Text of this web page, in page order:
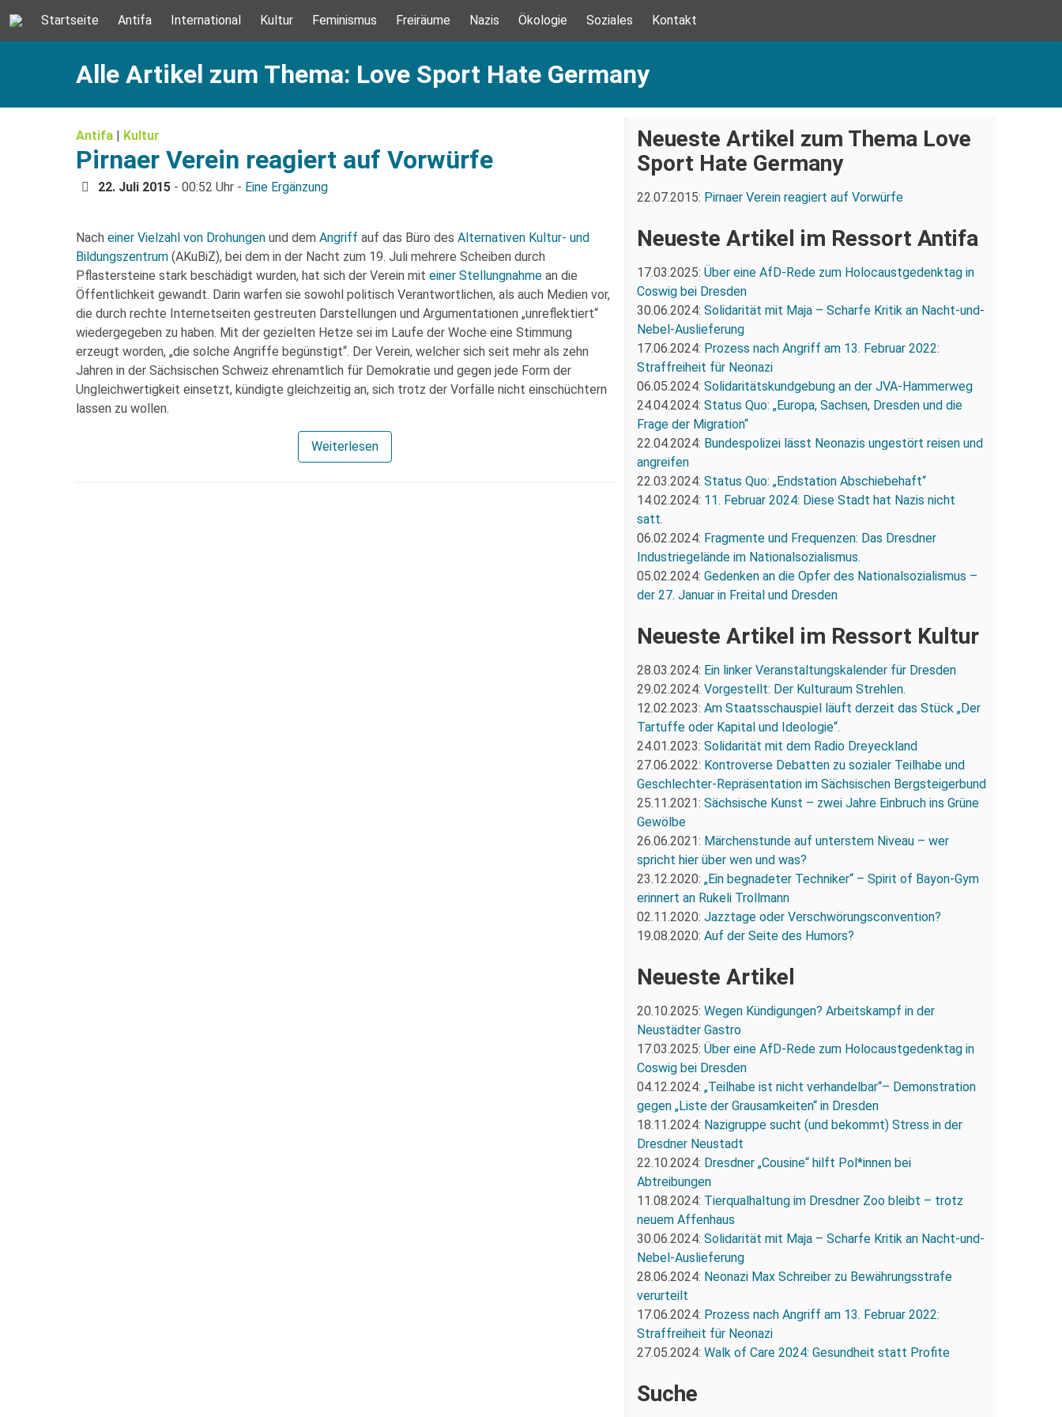
Startseite Antifa International Kultur Feminismus Freiräume Nazis Ökologie Soziales Kontakt
Alle Artikel zum Thema: Love Sport Hate Germany
Antifa | Kultur
Pirnaer Verein reagiert auf Vorwürfe
22. Juli 2015 - 00:52 Uhr - Eine Ergänzung
Nach einer Vielzahl von Drohungen und dem Angriff auf das Büro des Alternativen Kultur- und
Bildungszentrum (AKuBiZ), bei dem in der Nacht zum 19. Juli mehrere Scheiben durch
Pflastersteine stark beschädigt wurden, hat sich der Verein mit einer Stellungnahme an die
Öffentlichkeit gewandt. Darin warfen sie sowohl politisch Verantwortlichen, als auch Medien vor,
die durch rechte Internetseiten gestreuten Darstellungen und Argumentationen „unreflektiert“
wiedergegeben zu haben. Mit der gezielten Hetze sei im Laufe der Woche eine Stimmung
erzeugt worden, „die solche Angriffe begünstigt“. Der Verein, welcher sich seit mehr als zehn
Jahren in der Sächsischen Schweiz ehrenamtlich für Demokratie und gegen jede Form der
Ungleichwertigkeit einsetzt, kündigte gleichzeitig an, sich trotz der Vorfälle nicht einschüchtern
lassen zu wollen.
Weiterlesen
Neueste Artikel zum Thema Love
Sport Hate Germany
22.07.2015: Pirnaer Verein reagiert auf Vorwürfe
Neueste Artikel im Ressort Antifa
17.03.2025: Über eine AfD-Rede zum Holocaustgedenktag in
Coswig bei Dresden
30.06.2024: Solidarität mit Maja – Scharfe Kritik an Nacht-und-
Nebel-Auslieferung
17.06.2024: Prozess nach Angriff am 13. Februar 2022:
Straffreiheit für Neonazi
06.05.2024: Solidaritätskundgebung an der JVA-Hammerweg
24.04.2024: Status Quo: „Europa, Sachsen, Dresden und die
Frage der Migration“
22.04.2024: Bundespolizei lässt Neonazis ungestört reisen und
angreifen
22.03.2024: Status Quo: „Endstation Abschiebehaft“
14.02.2024: 11. Februar 2024: Diese Stadt hat Nazis nicht
satt.
06.02.2024: Fragmente und Frequenzen: Das Dresdner
Industriegelände im Nationalsozialismus.
05.02.2024: Gedenken an die Opfer des Nationalsozialismus –
der 27. Januar in Freital und Dresden
Neueste Artikel im Ressort Kultur
28.03.2024: Ein linker Veranstaltungskalender für Dresden
29.02.2024: Vorgestellt: Der Kulturaum Strehlen.
12.02.2023: Am Staatsschauspiel läuft derzeit das Stück „Der
Tartuffe oder Kapital und Ideologie“.
24.01.2023: Solidarität mit dem Radio Dreyeckland
27.06.2022: Kontroverse Debatten zu sozialer Teilhabe und
Geschlechter-Repräsentation im Sächsischen Bergsteigerbund
25.11.2021: Sächsische Kunst – zwei Jahre Einbruch ins Grüne
Gewölbe
26.06.2021: Märchenstunde auf unterstem Niveau – wer
spricht hier über wen und was?
23.12.2020: „Ein begnadeter Techniker“ – Spirit of Bayon-Gym
erinnert an Rukeli Trollmann
02.11.2020: Jazztage oder Verschwörungsconvention?
19.08.2020: Auf der Seite des Humors?
Neueste Artikel
20.10.2025: Wegen Kündigungen? Arbeitskampf in der
Neustädter Gastro
17.03.2025: Über eine AfD-Rede zum Holocaustgedenktag in
Coswig bei Dresden
04.12.2024: „Teilhabe ist nicht verhandelbar“– Demonstration
gegen „Liste der Grausamkeiten“ in Dresden
18.11.2024: Nazigruppe sucht (und bekommt) Stress in der
Dresdner Neustadt
22.10.2024: Dresdner „Cousine“ hilft Pol*innen bei
Abtreibungen
11.08.2024: Tierqualhaltung im Dresdner Zoo bleibt – trotz
neuem Affenhaus
30.06.2024: Solidarität mit Maja – Scharfe Kritik an Nacht-und-
Nebel-Auslieferung
28.06.2024: Neonazi Max Schreiber zu Bewährungsstrafe
verurteilt
17.06.2024: Prozess nach Angriff am 13. Februar 2022:
Straffreiheit für Neonazi
27.05.2024: Walk of Care 2024: Gesundheit statt Profite
Suche